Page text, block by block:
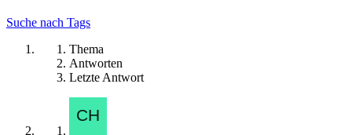
Suche nach Tags
Thema
Antworten
Letzte Antwort